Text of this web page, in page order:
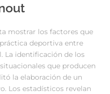
mostrar los factores que
deportiva entre
La identificación de los
que producen
la elaboración de un
Los estadísticos revelan